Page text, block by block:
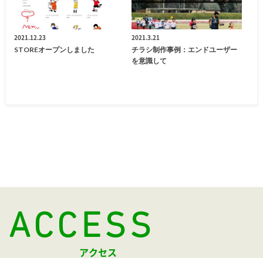
2021.12.23
STOREオープンしました
2021.3.21
チラシ制作事例：エンドユーザー
を意識して
ACCESS
アクセス